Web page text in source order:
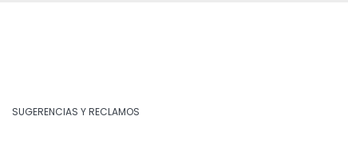
SUGERENCIAS Y RECLAMOS